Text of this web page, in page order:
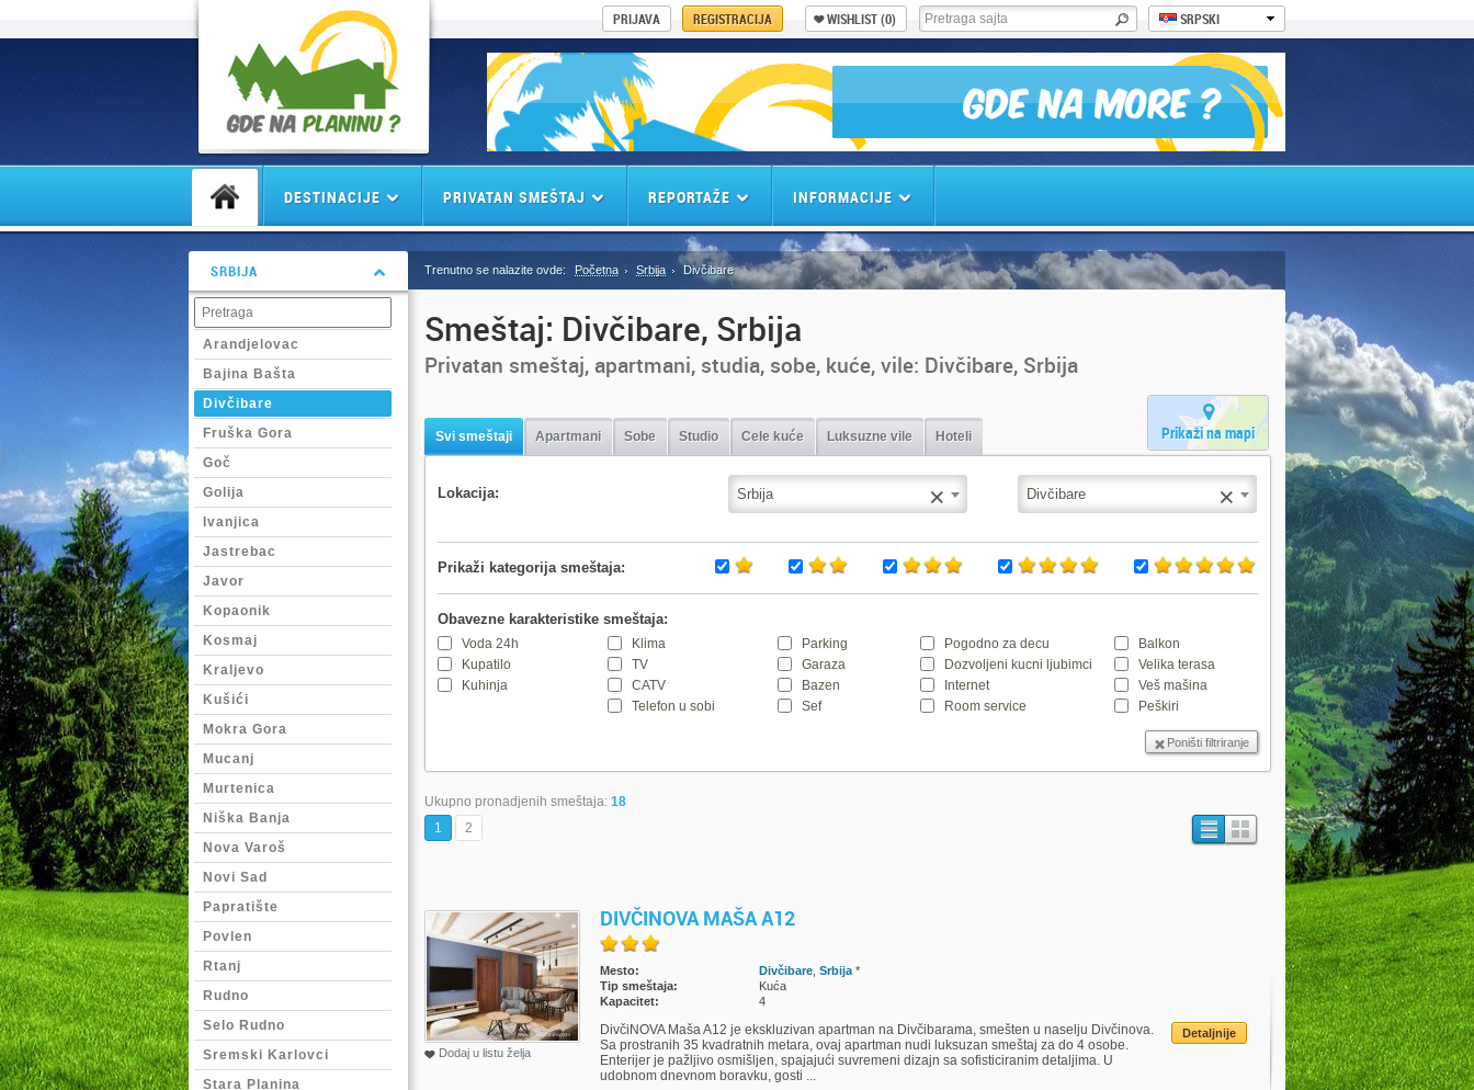
WISHLIST(0)
REGISTRACIJA
PRIJAVA SRPSKI
DESTINACIJE PRIVATAN SMEŠTAJ REPORTAŽE INFORMACIJE
SRBIJA
Arandjelovac
Bajina Bašta
Divčibare
Fruška Gora
Goč
Golija
Ivanjica
Jastrebac
Javor
Kopaonik
Kosmaj
Kraljevo
Kušići
Mokra Gora
Mucanj
Murtenica
Niška Banja
Nova Varoš
Novi Sad
Papratište
Povlen
Rtanj
Rudno
Selo Rudno
Sremski Karlovci
Stara Planina
Trenutno se nalazite ovde: Početna Srbija Divčibare
Smeštaj: Divčibare, Srbija
Privatan smeštaj, apartmani, studia, sobe, kuće, vile: Divčibare, Srbija
Svi smeštaji Apartmani Sobe Studio Cele kuće Luksuzne vile Hoteli Prikaži na mapi
Lokacija: ×
Divčibare
×
Srbija
Prikaži kategorija smeštaja:
Obavezne karakteristike smeštaja:
Voda 24h
Kupatilo
Kuhinja
Klima
TV
CATV
Telefon u sobi
Parking
Garaza
Bazen
Sef
Pogodno za decu
Dozvoljeni kucni ljubimci
Internet
Room service
Balkon
Velika terasa
Veš mašina
Peškiri
Ukupno pronadjenih smeštaja: 18
1
2
Dodaj u listu želja
DIVČINOVA MAŠA A12
Mesto: Divčibare Srbija *
Tip smeštaja:
Kuća
Kapacitet:
4
DivčiNOVA Maša A12 je ekskluzivan apartman na Divčibarama, smešten u naselju Divčinova.
Sa prostranih 35 kvadratnih metara, ovaj apartman nudi luksuzan smeštaj za do 4 osobe.
Enterijer je pažljivo osmišljen, spajajući suvremeni dizajn sa sofisticiranim detaljima. U
udobnom dnevnom boravku, gosti ...
Detaljnije